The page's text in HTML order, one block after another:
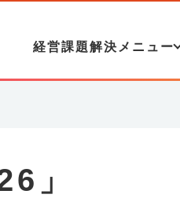
経営課題解決メニュー
」